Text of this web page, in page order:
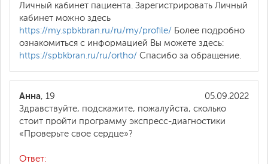
Личный кабинет пациента. Зарегистрировать Личный
кабинет можно здесь
https://my.spbkbran.ru/ru/my/profile/ Более подробно
ознакомиться с информацией Вы можете здесь:
https://spbkbran.ru/ru/ortho/ Спасибо за обращение.
05.09.2022
Анна, 19
Здравствуйте, подскажите, пожалуйста, сколько
стоит пройти программу экспресс-диагностики
«Проверьте свое сердце»?
Ответ: